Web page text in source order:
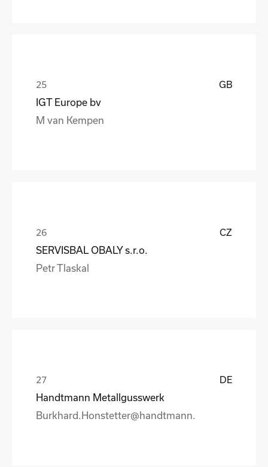
GB
IGT Europe bv
M van Kempen
CZ
SERVISBAL OBALY s.r.o.
Petr Tlaskal
DE
Handtmann Metallgusswerk
Burkhard.Honstetter@handtmann.